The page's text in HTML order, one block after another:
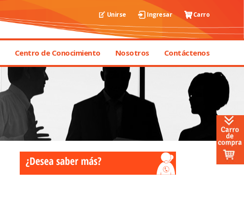
Unirse Ingresar Carro
Centro de Conocimiento Nosotros Contáctenos